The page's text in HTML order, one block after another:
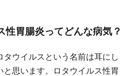
性胃腸炎ってどんな病気？
タウイルスという名前は耳にし
と思います。ロタウイルス性胃